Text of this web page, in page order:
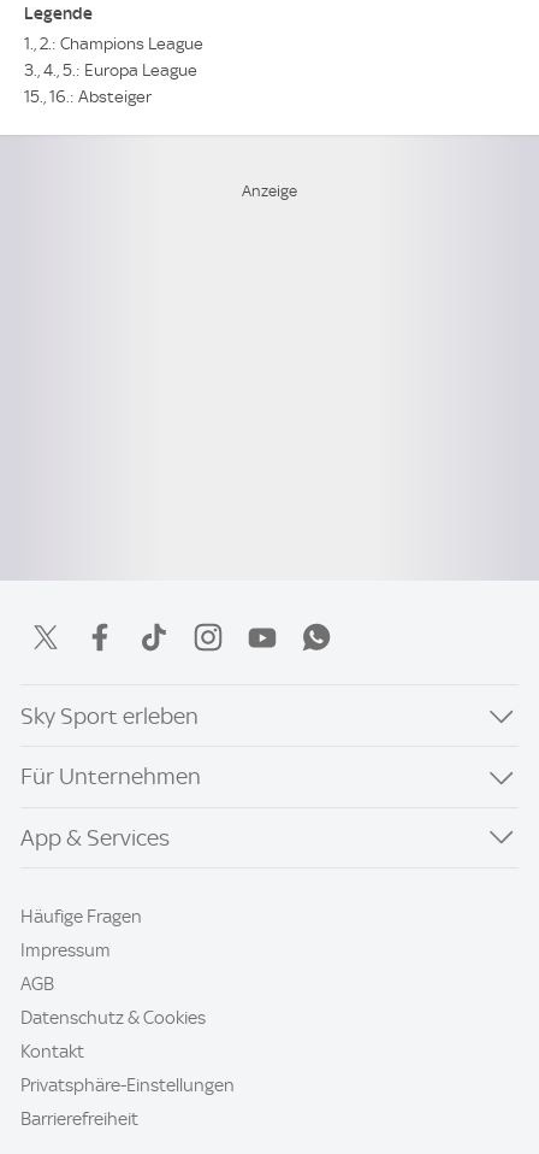
Legende
1., 2.: Champions League
3., 4., 5.: Europa League
15., 16.: Absteiger
Sky Sport erleben
Für Unternehmen
App & Services
Häufige Fragen
Impressum
AGB
Datenschutz & Cookies
Kontakt
Privatsphäre-Einstellungen
Barrierefreiheit